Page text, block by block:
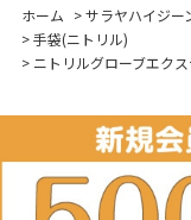
ホーム >サラヤハイジー
>手袋(ニトリル)
> ニトリルグローブエク